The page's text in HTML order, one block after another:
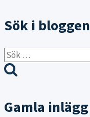
Sök i bloggen
Sök
efter:
Gamla inlägg